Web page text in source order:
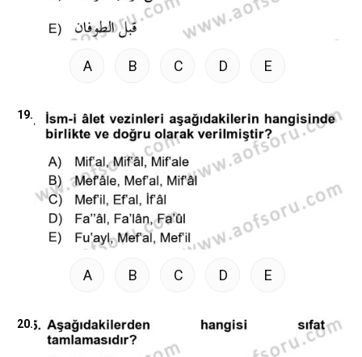
A B C D E
19.
A B C D E
20.